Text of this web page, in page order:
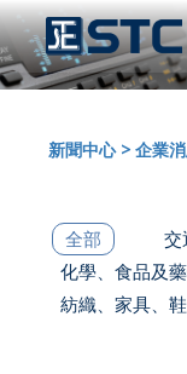
新聞中心 >企業
全部 交
化學、食品及
紡織、家具、